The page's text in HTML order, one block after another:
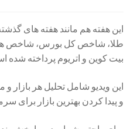
پرداخت
تراکنش ناموفق
این هفته هم مانند هفته های
طلا، شاخص کل بورس، شاخص هم
بیت کوین و اتریوم پرداخته شده
این ویدیو شامل تحلیل هر بازار
و پیدا کردن بهترین بازار برای